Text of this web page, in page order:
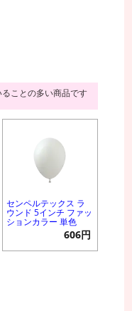
ことの多い商品です
センペルテックス ラ
ウンド 5インチ ファッ
ションカラー 単色
606円